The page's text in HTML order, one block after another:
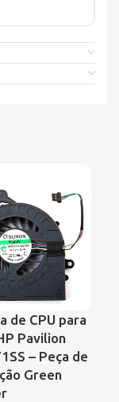
de CPU para
Pavilion
– Peça de
Green